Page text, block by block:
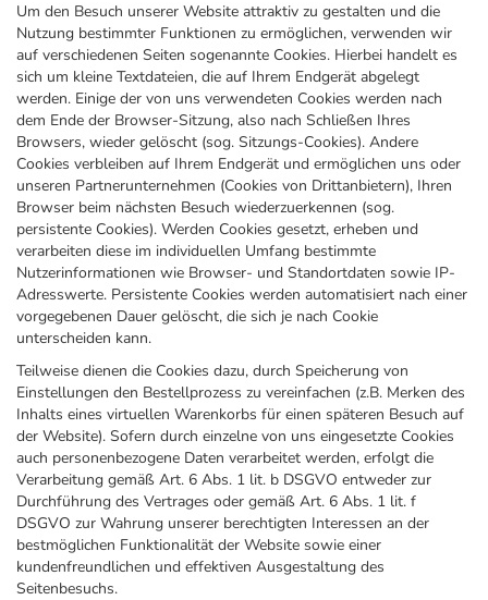
Um den Besuch unserer Website attraktiv zu gestalten und die
Nutzung bestimmter Funktionen zu ermöglichen, verwenden wir
auf verschiedenen Seiten sogenannte Cookies. Hierbei handelt es
sich um kleine Textdateien, die auf Ihrem Endgerät abgelegt
werden. Einige der von uns verwendeten Cookies werden nach
dem Ende der Browser-Sitzung, also nach Schließen Ihres
Browsers, wieder gelöscht (sog. Sitzungs-Cookies). Andere
Cookies verbleiben auf Ihrem Endgerät und ermöglichen uns oder
unseren Partnerunternehmen (Cookies von Drittanbietern), Ihren
Browser beim nächsten Besuch wiederzuerkennen (sog.
persistente Cookies). Werden Cookies gesetzt, erheben und
verarbeiten diese im individuellen Umfang bestimmte
Nutzerinformationen wie Browser- und Standortdaten sowie IP-
Adresswerte. Persistente Cookies werden automatisiert nach einer
vorgegebenen Dauer gelöscht, die sich je nach Cookie
unterscheiden kann.
Teilweise dienen die Cookies dazu, durch Speicherung von
Einstellungen den Bestellprozess zu vereinfachen (z.B. Merken des
Inhalts eines virtuellen Warenkorbs für einen späteren Besuch auf
der Website). Sofern durch einzelne von uns eingesetzte Cookies
auch personenbezogene Daten verarbeitet werden, erfolgt die
Verarbeitung gemäß Art. 6 Abs. 1 lit. b DSGVO entweder zur
Durchführung des Vertrages oder gemäß Art. 6 Abs. 1 lit. f
DSGVO zur Wahrung unserer berechtigten Interessen an der
bestmöglichen Funktionalität der Website sowie einer
kundenfreundlichen und effektiven Ausgestaltung des
Seitenbesuchs.